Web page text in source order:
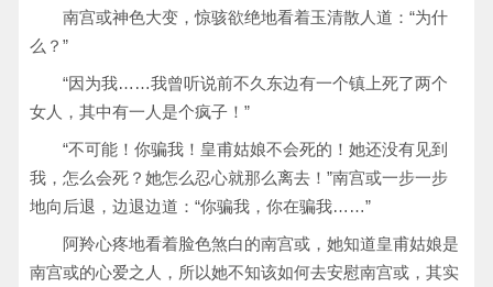
南宫或神色大变，惊骇欲绝地看着玉清散人道：“为什
么？”
“因为我……我曾听说前不久东边有一个镇上死了两个
女人，其中有一人是个疯子！”
“不可能！你骗我！皇甫姑娘不会死的！她还没有见到
我，怎么会死？她怎么忍心就那么离去！”南宫或一步一步
地向后退，边退边道：“你骗我，你在骗我……”
阿羚心疼地看着脸色煞白的南宫或，她知道皇甫姑娘是
南宫或的心爱之人，所以她不知该如何去安慰南宫或，其实